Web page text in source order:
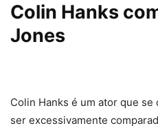
Colin Hanks
Jones
Colin Hanks é um ator que
ser excessivamente